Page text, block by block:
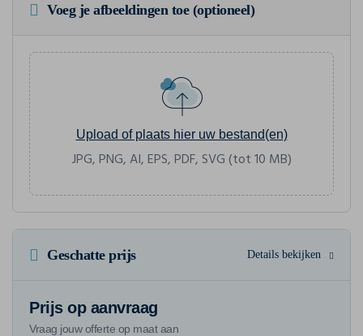
Voeg je afbeeldingen toe (optioneel)
Upload of plaats hier uw bestand(en)
JPG, PNG, AI, EPS, PDF, SVG (tot 10 MB)
Geschatte prijs Details bekijken
Prijs op aanvraag
Vraag jouw offerte op maat aan